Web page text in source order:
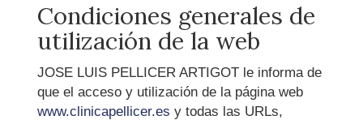
Condiciones generales de
utilización de la web
JOSE LUIS PELLICER ARTIGOT le informa de
que el acceso y utilización de la página web
www.clinicapellicer.es y todas las URLs,